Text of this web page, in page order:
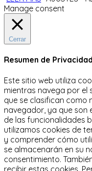
Manage consent
Cerrar
Resumen de Privacidad
Este sitio web utiliza
mientras navega por el
que se clasifican como
navegador, ya que son
de las funcionalidades
utilizamos cookies de
y comprender cómo
se almacenarán en su
consentimiento.
recibir estas cookies.